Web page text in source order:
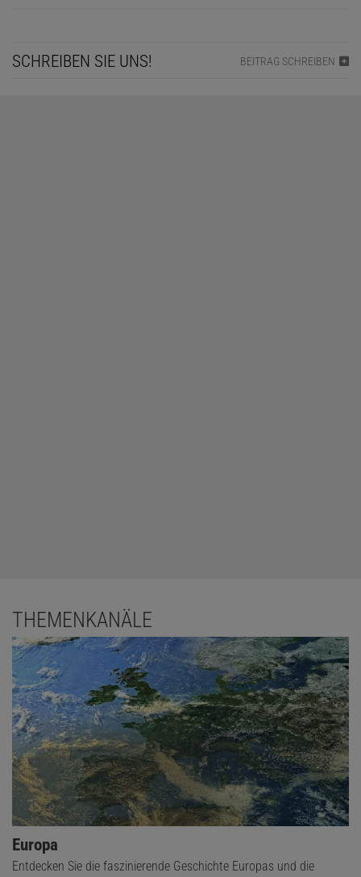
SCHREIBEN SIE UNS! BEITRAG SCHREIBEN
THEMENKANÄLE
Europa
Entdecken Sie die faszinierende Geschichte Europas und die